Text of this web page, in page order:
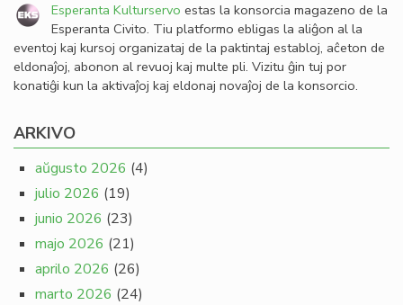
Esperanta Kulturservo estas la konsorcia magazeno de la
Esperanta Civito. Tiu platformo ebligas la aliĝon al la
eventoj kaj kursoj organizataj de la paktintaj establoj, aĉeton de
eldonaĵoj, abonon al revuoj kaj multe pli. Vizitu ĝin tuj por
konatiĝi kun la aktivaĵoj kaj eldonaj novaĵoj de la konsorcio.
ARKIVO
aŭgusto 2026 (4)
julio 2026 (19)
junio 2026 (23)
majo 2026 (21)
aprilo 2026 (26)
marto 2026 (24)